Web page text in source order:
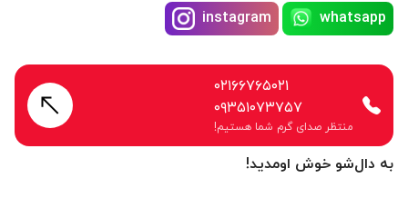
به دال‌شو خوش اومدید!
whatsapp
instagram
۰۲۱۶۶۷۶۵۰۲۱
۰۹۳۵۱۰۷۳۷۵۷
منتظر صدای گرم شما هستیم!